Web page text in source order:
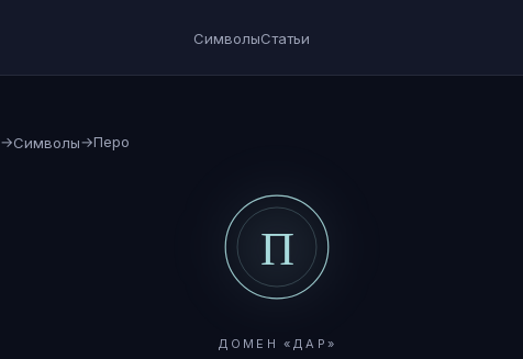
СимволыСтатьи
→Символы→Перо
ДОМЕН « ДАР »